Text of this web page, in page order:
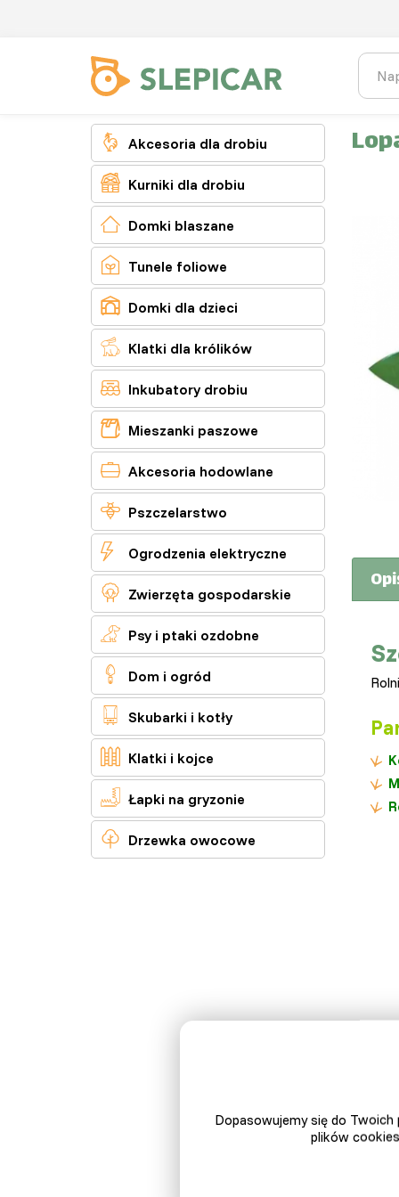
 Akcesoria dla drobiu
 Kurniki dla drobiu
 Domki blaszane
 Tunele foliowe
 Domki dla dzieci
 Klatki dla królików
 Inkubatory drobiu
 Mieszanki paszowe
 Akcesoria hodowlane
 Pszczelarstwo
 Ogrodzenia elektryczne
 Zwierzęta gospodarskie
 Psy i ptaki ozdobne
 Dom i ogród
 Skubarki i kotły
 Klatki i kojce
 Łapki na gryzonie
 Drzewka owocowe
Dopasowujemy się do
plików